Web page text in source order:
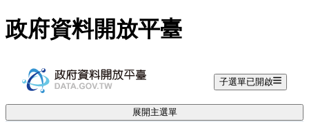
跳至主要內容
政府資料開放平臺
子選單已開啟
展開主選單